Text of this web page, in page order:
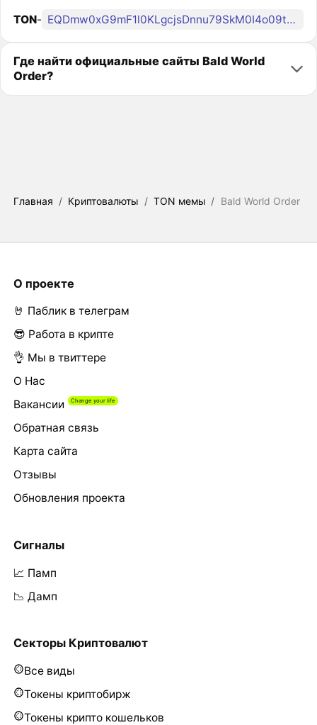
TON- EQDmw0xG9mF1l0KLgcjsDnnu79SkM0I4o09tAmRnkUBJuol5
Где найти официальные сайты Bald World
Order?
Главная / Криптовалюты / TON мемы / Bald World Order
О проекте
🤘 Паблик в телеграм
😎 Работа в крипте
👌 Мы в твиттере
О Нас
Вакансии
Обратная связь
Карта сайта
Отзывы
Обновления проекта
Сигналы
📈 Памп
📉 Дамп
Секторы Криптовалют
Все виды
Токены криптобирж
Токены крипто кошельков